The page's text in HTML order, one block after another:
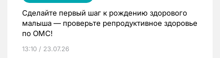
Сделайте первый шаг к рождению здорового
малыша — проверьте репродуктивное здоровье
по ОМС!
13:10 / 23.07.26